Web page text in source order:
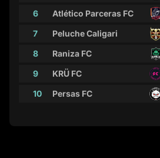
6
Atlético Parceras FC
7
Peluche Caligari
8
Raniza FC
9
KRÜ FC
10
Persas FC